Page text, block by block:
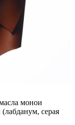
монои
серая